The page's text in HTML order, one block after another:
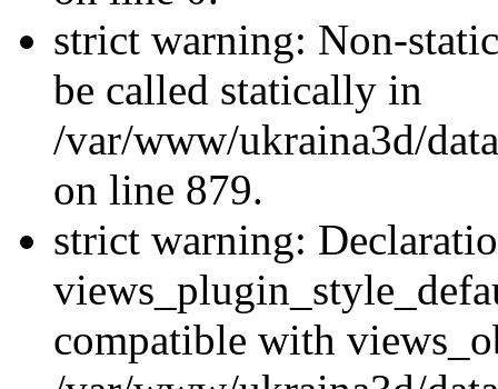
strict warning: Non-
be called statically in
/var/www/ukraina3d/
on line 879.
strict warning:
compatible with